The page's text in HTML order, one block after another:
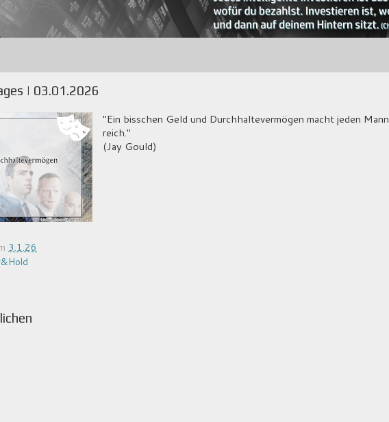
| 03.01.2026
"Ein bisschen Geld und Durchhaltevermögen macht jeden Mann
reich."
(Jay Gould)
3.1.26